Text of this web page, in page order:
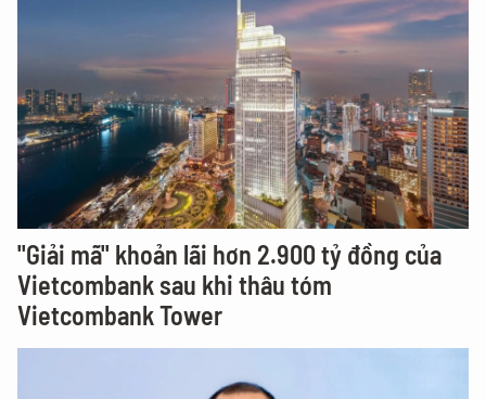
"Giải mã" khoản lãi hơn 2.900 tỷ đồng của
Vietcombank sau khi thâu tóm
Vietcombank Tower